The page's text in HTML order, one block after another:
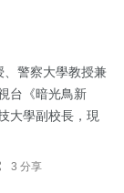
警察大學教授兼
台《暗光鳥新
大學副校長，現
3 分享